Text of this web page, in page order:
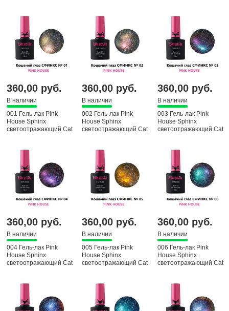
360,00 руб.
В наличии
001 Гель-лак Pink
House Sphinx
светоотражающий Cat
360,00 руб.
В наличии
002 Гель-лак Pink
House Sphinx
светоотражающий Cat
360,00 руб.
В наличии
003 Гель-лак Pink
House Sphinx
светоотражающий Cat
360,00 руб.
В наличии
004 Гель-лак Pink
House Sphinx
светоотражающий Cat
360,00 руб.
В наличии
005 Гель-лак Pink
House Sphinx
светоотражающий Cat
360,00 руб.
В наличии
006 Гель-лак Pink
House Sphinx
светоотражающий Cat